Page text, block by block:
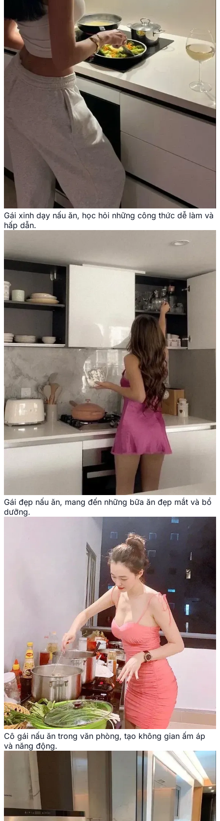
Gái xinh dạy nấu ăn, học hỏi những công thức dễ làm và
hấp dẫn.
Gái đẹp nấu ăn, mang đến những bữa ăn đẹp mắt và bổ
dưỡng.
Cô gái nấu ăn trong văn phòng, tạo không gian ấm áp
và năng động.